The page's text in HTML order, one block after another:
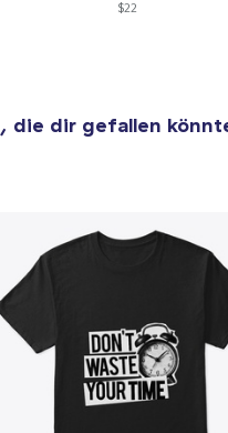
$22
, die dir gefallen